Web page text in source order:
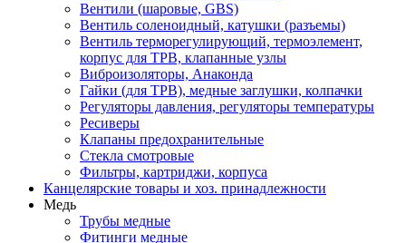
Вентили (шаровые, GBS)
Вентиль соленоидный, катушки (разъемы)
Вентиль терморегулирующий, термоэлемент,
корпус для ТРВ, клапанные узлы
Виброизоляторы, Анаконда
Гайки (для ТРВ), медные заглушки, колпачки
Регуляторы давления, регуляторы температуры
Ресиверы
Клапаны предохранительные
Стекла смотровые
Фильтры, картриджи, корпуса
Канцелярские товары и хоз. принадлежности
Медь
Трубы медные
Фитинги медные